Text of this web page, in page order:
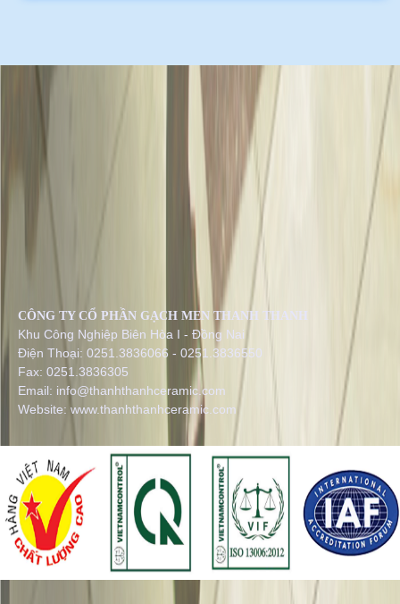
CÔNG TY CỔ PHẦN GẠCH MEN THANH THANH
Khu Công Nghiệp Biên Hòa I - Đồng Nai
Điện Thoại: 0251.3836066 - 0251.3836550
Fax: 0251.3836305
Email: info@thanhthanhceramic.com
Website: www.thanhthanhceramic.com